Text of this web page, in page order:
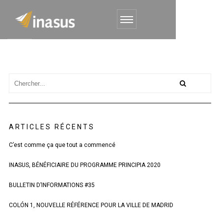
ARTICLES RÉCENTS
C’est comme ça que tout a commencé
INASUS, BÉNÉFICIAIRE DU PROGRAMME PRINCIPIA 2020
BULLETIN D’INFORMATIONS #35
COLÓN 1, NOUVELLE RÉFÉRENCE POUR LA VILLE DE MADRID